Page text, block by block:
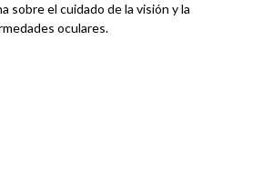
sobre el cuidado de la visión y la
oculares.